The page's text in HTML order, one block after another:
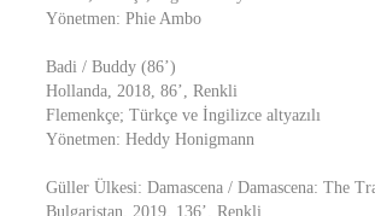
Yönetmen: Phie Ambo
Badi / Buddy (86’)
Hollanda, 2018, 86’, Renkli
Flemenkçe; Türkçe ve İngilizce altyazılı
Yönetmen: Heddy Honigmann
Güller Ülkesi: Damascena / Damascena: The
Bulgaristan, 2019, 136’, Renkli